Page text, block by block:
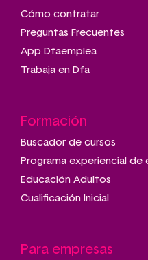
Cómo contratar
Preguntas Frecuentes
App Dfaemplea
Trabaja en Dfa
Formación
Buscador de cursos
Programa experiencial
Educación Adultos
Cualificación Inicial
Para empresas